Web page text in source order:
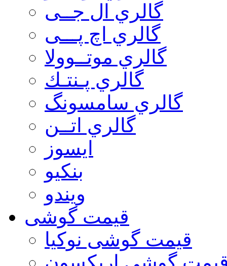
گالري ال جــی
گالري اچ پـــی
گالري موتــوولا
گالري پـنتـك
گالري سامسونگ
گالري اتــن
ایسوز
بنکیو
ویندو
قیمت گوشی
قیمت گوشی نوكيا